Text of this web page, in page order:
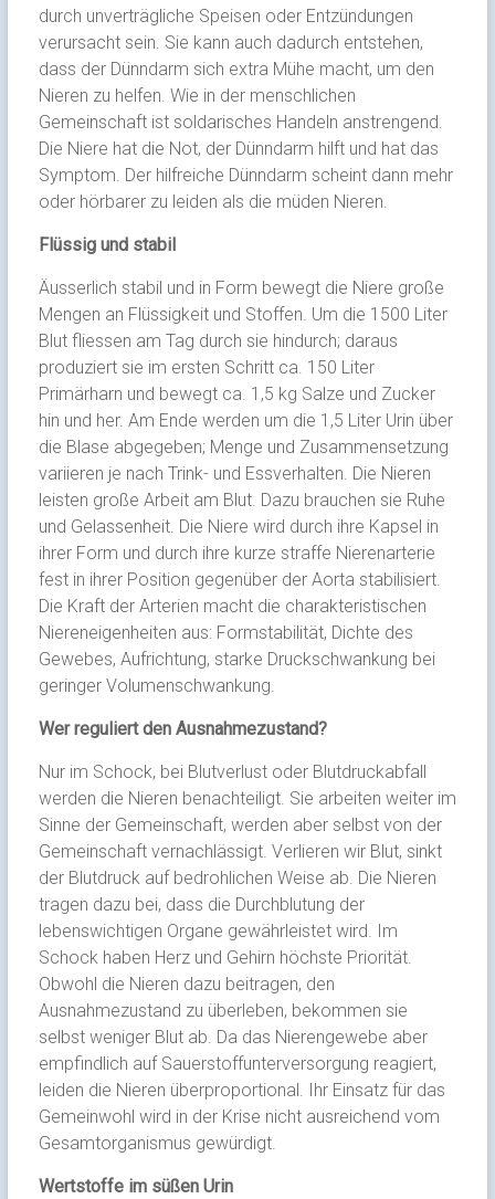
durch unverträgliche Speisen oder Entzündungen
verursacht sein. Sie kann auch dadurch entstehen,
dass der Dünndarm sich extra Mühe macht, um den
Nieren zu helfen. Wie in der menschlichen
Gemeinschaft ist soldarisches Handeln anstrengend.
Die Niere hat die Not, der Dünndarm hilft und hat das
Symptom. Der hilfreiche Dünndarm scheint dann mehr
oder hörbarer zu leiden als die müden Nieren.
Flüssig und stabil
Äusserlich stabil und in Form bewegt die Niere große
Mengen an Flüssigkeit und Stoffen. Um die 1500 Liter
Blut fliessen am Tag durch sie hindurch; daraus
produziert sie im ersten Schritt ca. 150 Liter
Primärharn und bewegt ca. 1,5 kg Salze und Zucker
hin und her. Am Ende werden um die 1,5 Liter Urin über
die Blase abgegeben; Menge und Zusammensetzung
variieren je nach Trink- und Essverhalten. Die Nieren
leisten große Arbeit am Blut. Dazu brauchen sie Ruhe
und Gelassenheit. Die Niere wird durch ihre Kapsel in
ihrer Form und durch ihre kurze straffe Nierenarterie
fest in ihrer Position gegenüber der Aorta stabilisiert.
Die Kraft der Arterien macht die charakteristischen
Niereneigenheiten aus: Formstabilität, Dichte des
Gewebes, Aufrichtung, starke Druckschwankung bei
geringer Volumenschwankung.
Wer reguliert den Ausnahmezustand?
Nur im Schock, bei Blutverlust oder Blutdruckabfall
werden die Nieren benachteiligt. Sie arbeiten weiter im
Sinne der Gemeinschaft, werden aber selbst von der
Gemeinschaft vernachlässigt. Verlieren wir Blut, sinkt
der Blutdruck auf bedrohlichen Weise ab. Die Nieren
tragen dazu bei, dass die Durchblutung der
lebenswichtigen Organe gewährleistet wird. Im
Schock haben Herz und Gehirn höchste Priorität.
Obwohl die Nieren dazu beitragen, den
Ausnahmezustand zu überleben, bekommen sie
selbst weniger Blut ab. Da das Nierengewebe aber
empfindlich auf Sauerstoffunterversorgung reagiert,
leiden die Nieren überproportional. Ihr Einsatz für das
Gemeinwohl wird in der Krise nicht ausreichend vom
Gesamtorganismus gewürdigt.
Wertstoffe im süßen Urin